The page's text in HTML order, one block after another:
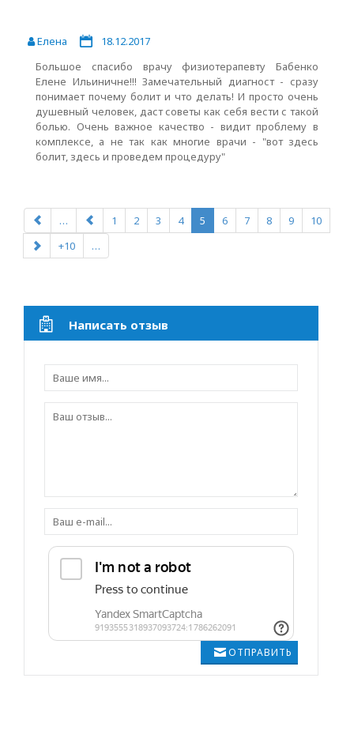
Елена
18.12.2017
Большое спасибо врачу физиотерапевту Бабенко
Елене Ильиничне!!! Замечательный диагност - сразу
понимает почему болит и что делать! И просто очень
душевный человек, даст советы как себя вести с такой
болью. Очень важное качество - видит проблему в
комплексе, а не так как многие врачи - "вот здесь
болит, здесь и проведем процедуру"
… 1 2 3 4 5 6 7 8 9
10
+10
…
Написать отзыв
ОТПРАВИТЬ